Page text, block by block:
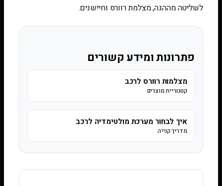
לשליטה מההגה, מצלמת רוורס וחיישנים.
פתרונות ומידע קשורים
מצלמות רוורס לרכב
קטגוריית מוצרים
איך לבחור מערכת מולטימדיה לרכב
מדריך קנייה